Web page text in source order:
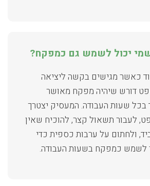
יכול לשמש גם כמפקח?
כאשר מגישים בקשה ליציאה
דורש שיהיה מפקח מאושר
שעות העבודה. המעסיק יצטרך
לעבור תשאול קצר, להוכיח שאין
ולחתום על ערבות כספית כדי
לשמש כמפקח בשעות העבודה.